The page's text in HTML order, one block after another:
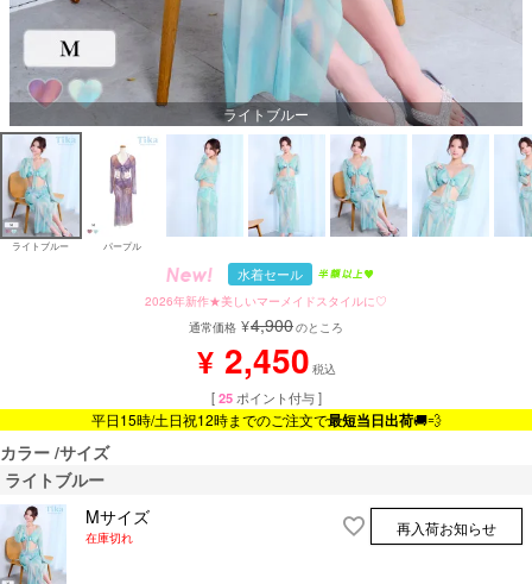
ライトブルー
ライトブルー パープル
水着セール
2026年新作★美しいマーメイドスタイルに♡
通常価格 ¥4,900のところ
¥ 2,450 税込
[ 25 ポイント付与 ]
平日15時/土日祝12時までのご注文で最短当日出荷🚚💨
カラー サイズ
ライトブルー
Mサイズ
在庫切れ
再入荷お知らせ